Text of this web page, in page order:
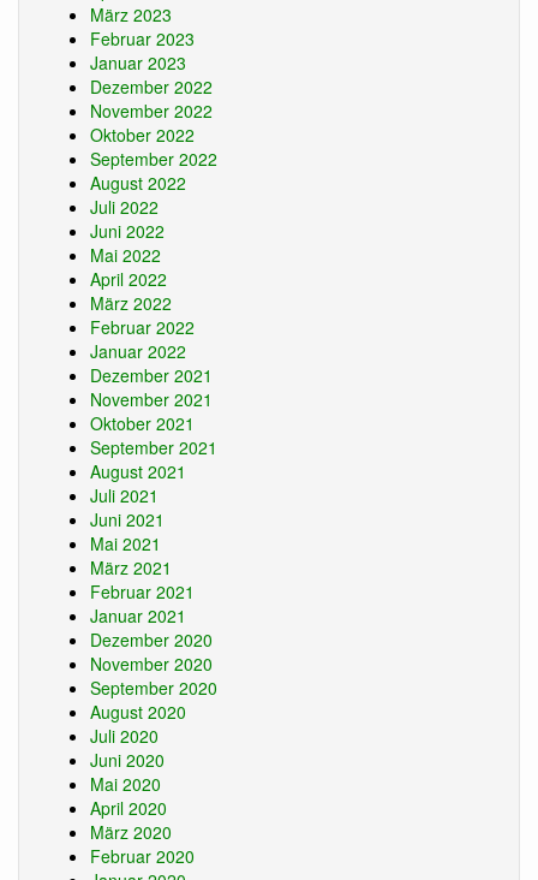
März 2023
Februar 2023
Januar 2023
Dezember 2022
November 2022
Oktober 2022
September 2022
August 2022
Juli 2022
Juni 2022
Mai 2022
April 2022
März 2022
Februar 2022
Januar 2022
Dezember 2021
November 2021
Oktober 2021
September 2021
August 2021
Juli 2021
Juni 2021
Mai 2021
März 2021
Februar 2021
Januar 2021
Dezember 2020
November 2020
September 2020
August 2020
Juli 2020
Juni 2020
Mai 2020
April 2020
März 2020
Februar 2020